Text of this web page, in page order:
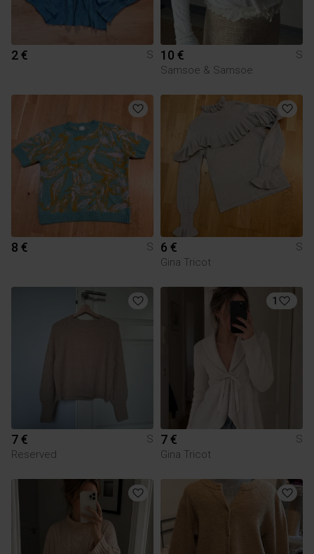
2 € S 10 €
S
Samsoe & Samsoe
8 € S 6 €
S
Gina Tricot
7 €
S
Reserved
1
7 €
S
Gina Tricot